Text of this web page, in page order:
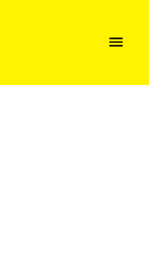
Menu